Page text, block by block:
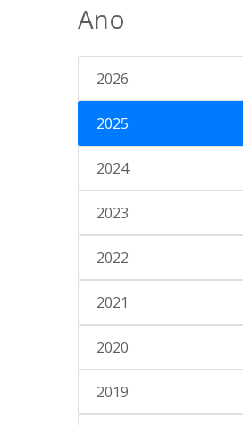
Ano
2026
2025
2024
2023
2022
2021
2020
2019